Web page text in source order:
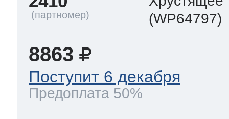
(WP64797)
8863
Поступит 6 декабря
Предоплата 50%